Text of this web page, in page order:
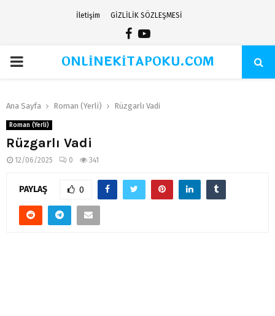
İletişim GİZLİLİK SÖZLEŞMESİ
Facebook
Youtube
PRIMARYONLİNEKİTAPOKU.COM
Ana Sayfa Roman (Yerli) Rüzgarlı Vadi
Roman (Yerli)
Rüzgarlı Vadi
12/06/2025 0 341
PAYLAŞ 0